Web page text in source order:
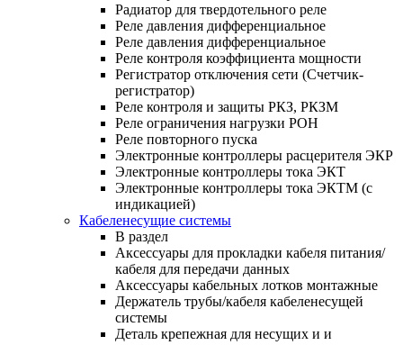
Радиатор для твердотельного реле
Реле давления дифференциальное
Реле давления дифференциальное
Реле контроля коэффициента мощности
Регистратор отключения сети (Счетчик-
регистратор)
Реле контроля и защиты РКЗ, РКЗМ
Реле ограничения нагрузки РОН
Реле повторного пуска
Электронные контроллеры расцерителя ЭКР
Электронные контроллеры тока ЭКТ
Электронные контроллеры тока ЭКТМ (с
индикацией)
Кабеленесущие системы
В раздел
Аксессуары для прокладки кабеля питания/
кабеля для передачи данных
Аксессуары кабельных лотков монтажные
Держатель трубы/кабеля кабеленесущей
системы
Деталь крепежная для несущих и и